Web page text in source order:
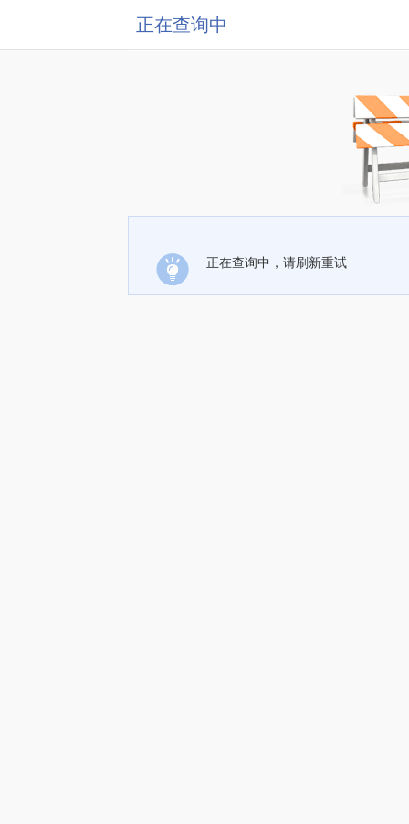
正在查询中
正在查询中，请刷新重试